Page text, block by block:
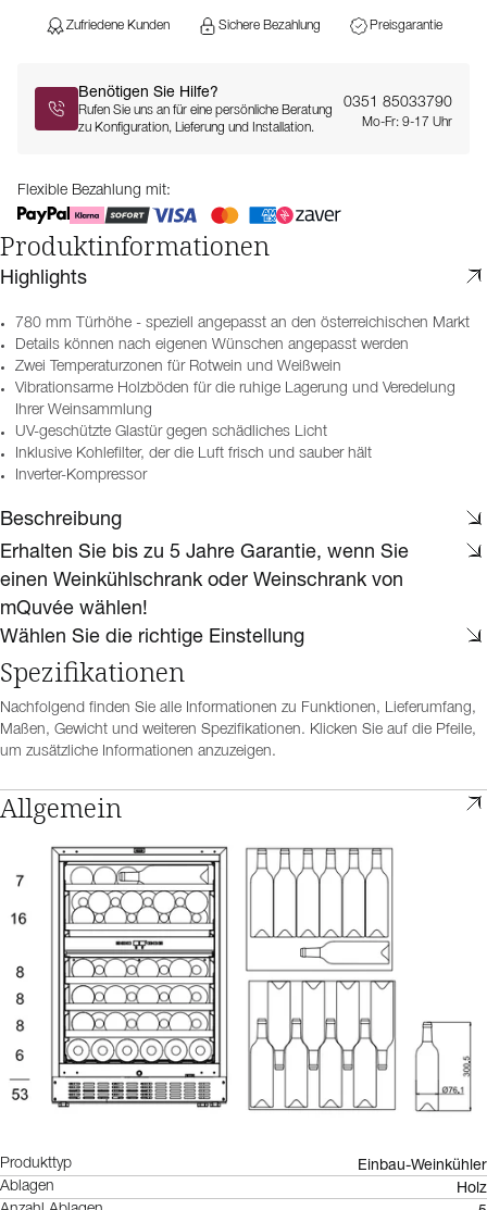
Zufriedene Kunden Sichere Bezahlung Preisgarantie
Benötigen Sie Hilfe?
Rufen Sie uns an für eine persönliche Beratung
zu Konfiguration, Lieferung und Installation.
0351 85033790
Mo-Fr: 9-17 Uhr
Flexible Bezahlung mit:
Produktinformationen
Highlights
780 mm Türhöhe - speziell angepasst an den österreichischen Markt
Details können nach eigenen Wünschen angepasst werden
Zwei Temperaturzonen für Rotwein und Weißwein
Vibrationsarme Holzböden für die ruhige Lagerung und Veredelung
Ihrer Weinsammlung
UV-geschützte Glastür gegen schädliches Licht
Inklusive Kohlefilter, der die Luft frisch und sauber hält
Inverter-Kompressor
Beschreibung
Erhalten Sie bis zu 5 Jahre Garantie, wenn Sie
einen Weinkühlschrank oder Weinschrank von
mQuvée wählen!
Wählen Sie die richtige Einstellung
Spezifikationen
Nachfolgend finden Sie alle Informationen zu Funktionen, Lieferumfang,
Maßen, Gewicht und weiteren Spezifikationen. Klicken Sie auf die Pfeile,
um zusätzliche Informationen anzuzeigen.
Allgemein
Produkttyp Einbau-Weinkühler
Ablagen Holz